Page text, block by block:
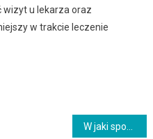
wizyt u lekarza oraz
w trakcie leczenie